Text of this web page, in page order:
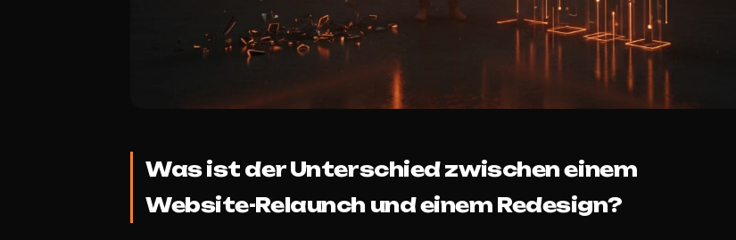
Was ist der Unterschied zwischen einem
Website-Relaunch und einem Redesign?